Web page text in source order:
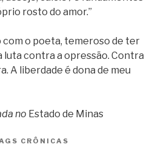
rosto do amor.”
o poeta, temeroso de ter
luta contra a opressão. Contra
A liberdade é dona de meu
no Estado de Minas
CRÔNICAS